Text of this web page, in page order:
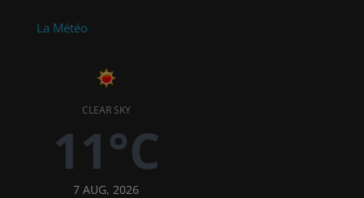
La Météo
CLEAR SKY
11°C
7 AUG, 2026